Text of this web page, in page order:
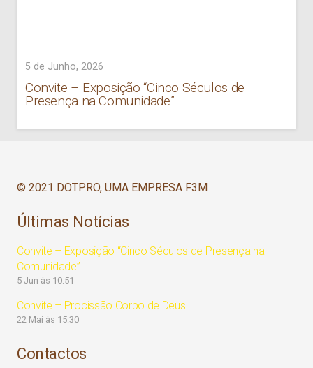
5 de Junho, 2026
Convite – Exposição “Cinco Séculos de
Presença na Comunidade”
© 2021 DOTPRO, UMA EMPRESA F3M
Últimas Notícias
Convite – Exposição “Cinco Séculos de Presença na
Comunidade”
5 Jun às 10:51
Convite – Procissão Corpo de Deus
22 Mai às 15:30
Contactos